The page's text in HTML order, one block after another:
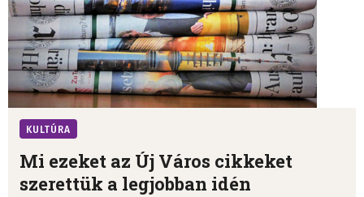
KULTÚRA
Mi ezeket az Új Város cikkeket
szerettük a legjobban idén